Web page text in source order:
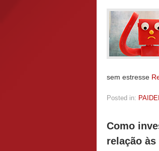
sem estresse
Posted in:
Como
relação